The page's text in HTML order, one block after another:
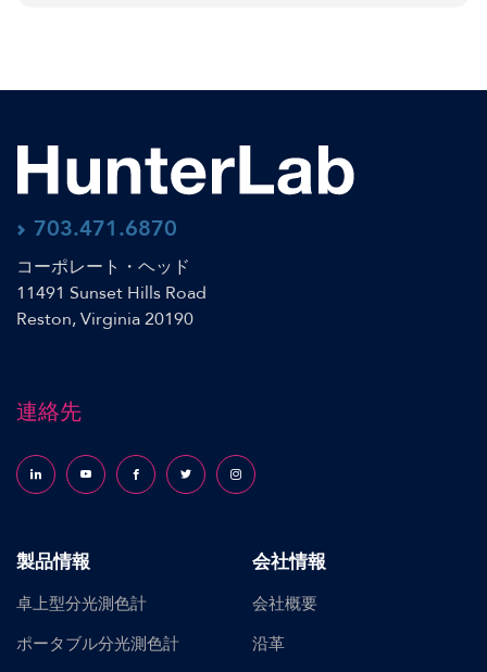
703.471.6870
コーポレート・ヘッド
11491 Sunset Hills Road
Reston, Virginia 20190
連絡先
Follow us on LinkedInFollow us on YouTubeFollow us on Facebook
Follow us on X (formerly Twitter)
Follow us on Instagram
製品情報
卓上型分光測色計
ポータブル分光測色計
会社情報
会社概要
沿革